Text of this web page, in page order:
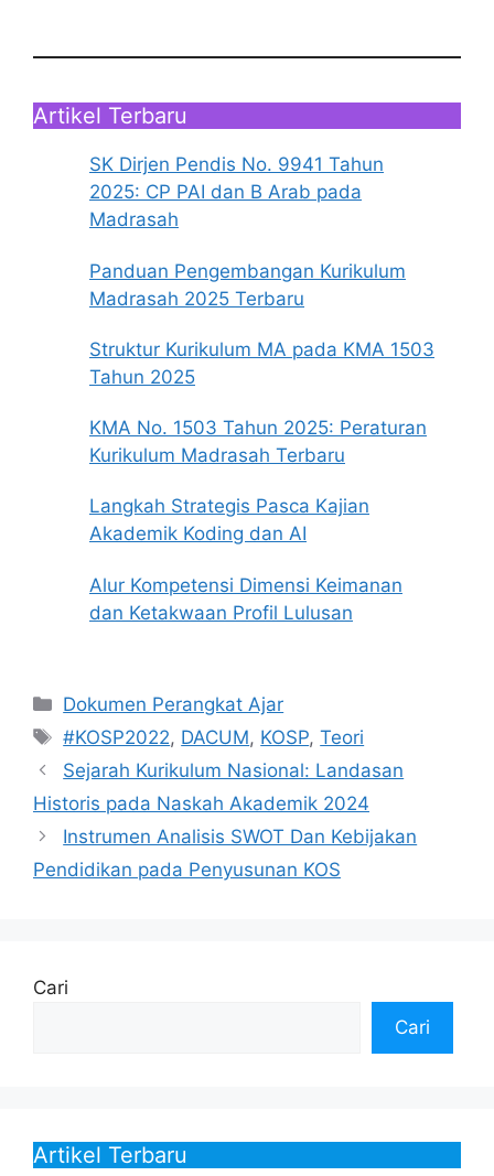
Artikel Terbaru
SK Dirjen Pendis No. 9941 Tahun
2025: CP PAI dan B Arab pada
Madrasah
Panduan Pengembangan Kurikulum
Madrasah 2025 Terbaru
Struktur Kurikulum MA pada KMA 1503
Tahun 2025
KMA No. 1503 Tahun 2025: Peraturan
Kurikulum Madrasah Terbaru
Langkah Strategis Pasca Kajian
Akademik Koding dan AI
Alur Kompetensi Dimensi Keimanan
dan Ketakwaan Profil Lulusan
Kategori
Dokumen Perangkat Ajar
Tag
#KOSP2022, DACUM, KOSP,Teori
Sejarah Kurikulum Nasional: Landasan
Historis pada Naskah Akademik 2024
Instrumen Analisis SWOT Dan Kebijakan
Pendidikan pada Penyusunan KOS
Cari
Cari
Artikel Terbaru